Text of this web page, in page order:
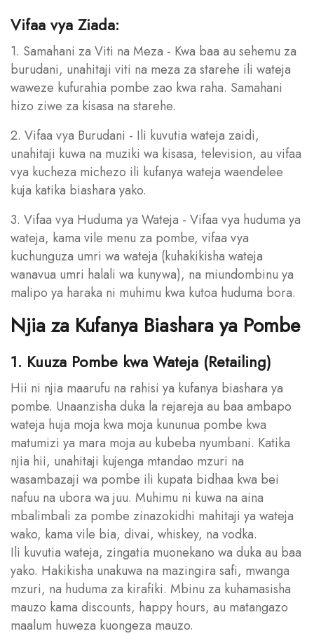
Vifaa vya Ziada:
1. Samahani za Viti na Meza - Kwa baa au sehemu za
burudani, unahitaji viti na meza za starehe ili wateja
waweze kufurahia pombe zao kwa raha. Samahani
hizo ziwe za kisasa na starehe.
2. Vifaa vya Burudani - Ili kuvutia wateja zaidi,
unahitaji kuwa na muziki wa kisasa, television, au vifaa
vya kucheza michezo ili kufanya wateja waendelee
kuja katika biashara yako.
3. Vifaa vya Huduma ya Wateja - Vifaa vya huduma ya
wateja, kama vile menu za pombe, vifaa vya
kuchunguza umri wa wateja (kuhakikisha wateja
wanavua umri halali wa kunywa), na miundombinu ya
malipo ya haraka ni muhimu kwa kutoa huduma bora.
Njia za Kufanya Biashara ya Pombe
1. Kuuza Pombe kwa Wateja (Retailing)
Hii ni njia maarufu na rahisi ya kufanya biashara ya
pombe. Unaanzisha duka la rejareja au baa ambapo
wateja huja moja kwa moja kununua pombe kwa
matumizi ya mara moja au kubeba nyumbani. Katika
njia hii, unahitaji kujenga mtandao mzuri na
wasambazaji wa pombe ili kupata bidhaa kwa bei
nafuu na ubora wa juu. Muhimu ni kuwa na aina
mbalimbali za pombe zinazokidhi mahitaji ya wateja
wako, kama vile bia, divai, whiskey, na vodka.
Ili kuvutia wateja, zingatia muonekano wa duka au baa
yako. Hakikisha unakuwa na mazingira safi, mwanga
mzuri, na huduma za kirafiki. Mbinu za kuhamasisha
mauzo kama discounts, happy hours, au matangazo
maalum huweza kuongeza mauzo.